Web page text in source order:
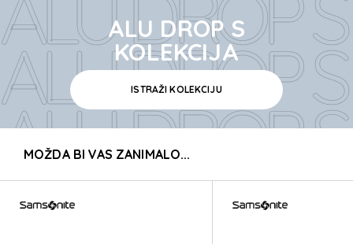
ALU DROP S
ALU DROP S
ALU DROP S
ALU DROP S
KOLEKCIJA
ISTRAŽI KOLEKCIJU
MOŽDA BI VAS ZANIMALO...